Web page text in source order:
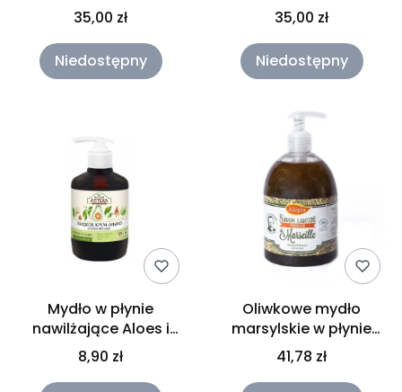
zapachu lawendy Bio-
Mika 500ml
35,00 zł
Niedostępny
35,00 zł
Niedostępny
Mydło w płynie
nawilżające Aloes i
Awokado Green
Pharmacy 460ml
8,90 zł
Oliwkowe mydło
marsylskie w płynie
Premium 500ml Alepia
41,78 zł